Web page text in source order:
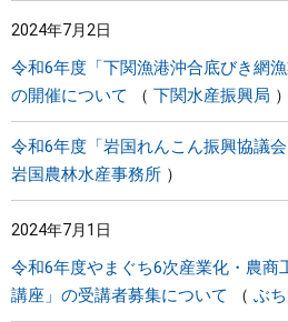
2024年7月2日
令和6年度「下関漁港沖合底びき網
の開催について
下関水産振興局
令和6年度「岩国れんこん振興協議
岩国農林水産事務所
2024年7月1日
令和6年度やまぐち6次産業化・農商
講座」の受講者募集について
ぶ